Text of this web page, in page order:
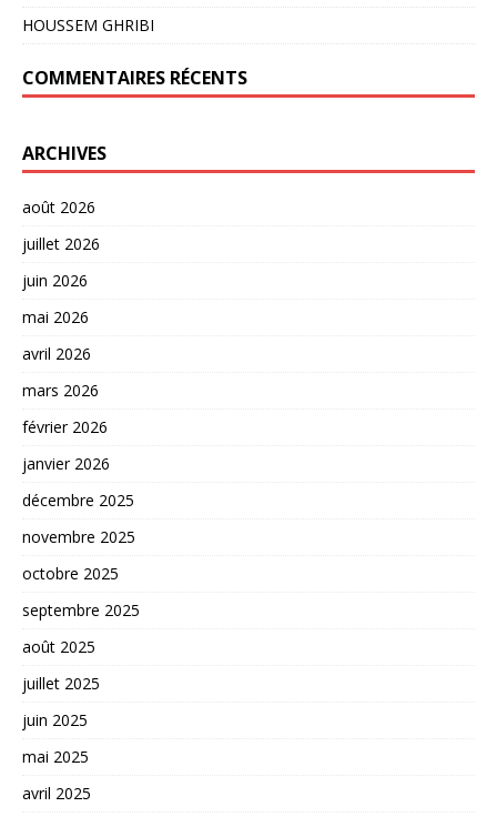
HOUSSEM GHRIBI
COMMENTAIRES RÉCENTS
ARCHIVES
août 2026
juillet 2026
juin 2026
mai 2026
avril 2026
mars 2026
février 2026
janvier 2026
décembre 2025
novembre 2025
octobre 2025
septembre 2025
août 2025
juillet 2025
juin 2025
mai 2025
avril 2025